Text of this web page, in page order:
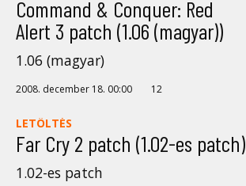
Command & Conquer: Red
Alert 3 patch (1.06 (magyar))
1.06 (magyar)
2008. december 18. 00:00 12
LETÖLTÉS
Far Cry 2 patch (1.02-es patch)
1.02-es patch